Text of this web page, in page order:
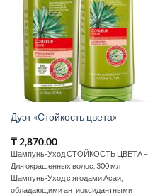
Дуэт «Стойкость цвета»
₸2,870.00
Шампунь-Уход СТОЙКОСТЬ ЦВЕТА –
Для окрашенных волос, 300 мл
Шампунь-Уход с ягодами Асаи,
обладающими антиоксидантными